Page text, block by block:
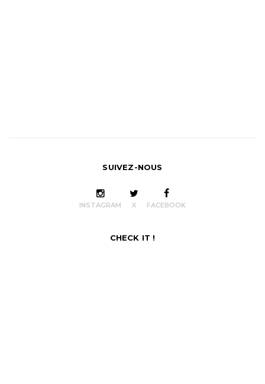
SUIVEZ-NOUS
INSTAGRAM X FACEBOOK
CHECK IT !